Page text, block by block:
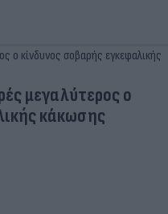
μεγαλύτερος ο
κάκωσης